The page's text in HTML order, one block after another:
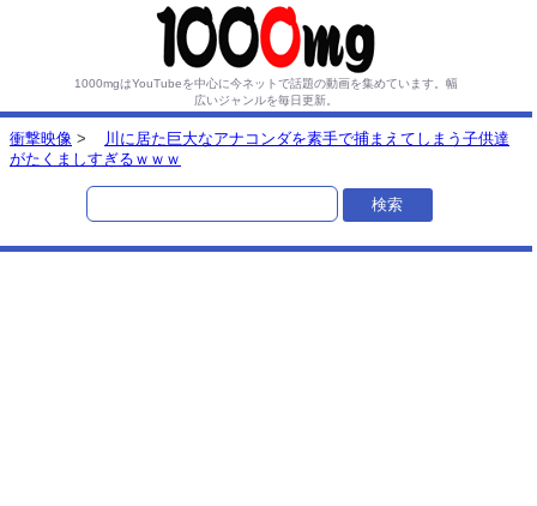
1000mgはYouTubeを中心に今ネットで話題の動画を集めています。 幅
広いジャンルを毎日更新。
衝撃映像 >
川に居た巨大なアナコンダを素手で捕まえてしまう子供達
がたくましすぎるｗｗｗ